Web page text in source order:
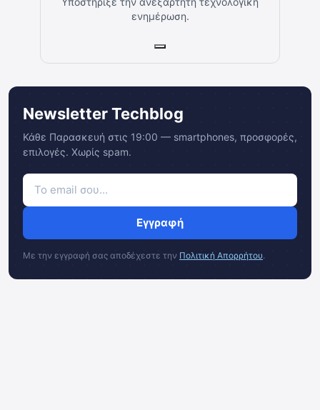
ενημέρωση.
Newsletter Techblog
Κάθε Παρασκευή στις 19:00 — smartphones, προσφορές,
επιλογές. Χωρίς spam.
Εγγραφή
Με την εγγραφή σας αποδέχεστε την Πολιτική Απορρήτου.